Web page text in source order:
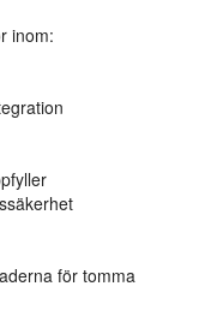
inom:
för tomma